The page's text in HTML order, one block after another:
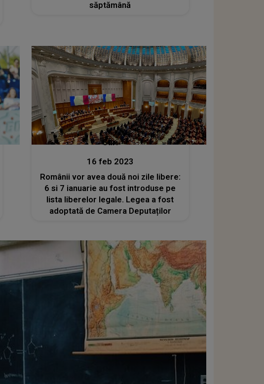
săptămână
Stiri
16 feb 2023
Românii vor avea două noi zile libere:
6 si 7 ianuarie au fost introduse pe
lista liberelor legale. Legea a fost
adoptată de Camera Deputaților